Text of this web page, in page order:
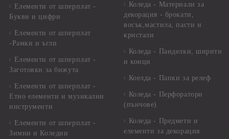
Елементи от шперплат -
Букви и цифри
Елементи от шперплат
-Рамки и ъгли
Елементи от шперплат -
Заготовки за бижута
Елементи от шперплат -
Етно елементи и музикални
инструменти
Елементи от шперплат -
Зимни и Коледни
Коледа - Материали за
декорация - брокати,
восък,мастила, пасти и
кристали
Коледа - Панделки, ширити
и конци
Коелда - Папки за релеф
Коледа - Перфоратори
(пънчове)
Коледа - Предмети и
елементи за декорация